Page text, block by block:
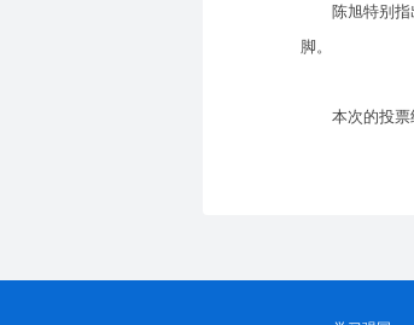
陈旭特别指出
脚。
本次的投票结